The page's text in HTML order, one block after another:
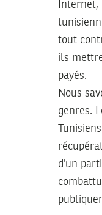
tout
ils
payés.
Nous
genres.
d’un